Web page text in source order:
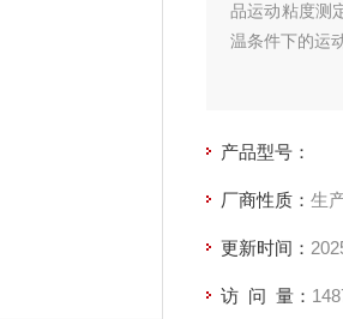
品运动粘度测
温条件下的运
产品型号：
厂商性质： 生
更新时间：
访 问 量：